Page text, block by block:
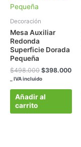
Decoración
Mesa Auxiliar
Redonda
Superficie Dorada
Pequeña
$498.000 $398.000
_ IVA incluido
Añadir al
carrito